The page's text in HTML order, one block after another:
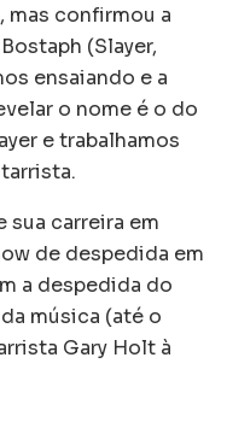
mas confirmou a
(Slayer,
ensaiando e a
o nome é o do
e trabalhamos
sua carreira em
de despedida em
a despedida do
música (até o
Gary Holt à